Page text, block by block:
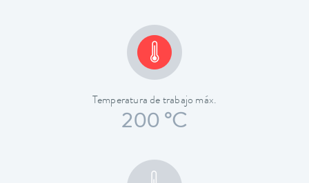
Temperatura de trabajo máx.
200 °C